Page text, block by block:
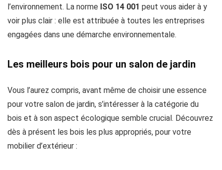
l’environnement. La norme ISO 14 001 peut vous aider à y
voir plus clair : elle est attribuée à toutes les entreprises
engagées dans une démarche environnementale.
Les meilleurs bois pour un salon de jardin
Vous l’aurez compris, avant même de choisir une essence
pour votre salon de jardin, s’intéresser à la catégorie du
bois et à son aspect écologique semble crucial. Découvrez
dès à présent les bois les plus appropriés, pour votre
mobilier d’extérieur :